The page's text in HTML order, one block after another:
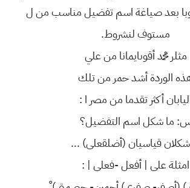
بعد صياغة اسم تفضيل مناسب من ل
مستوف لنشروط.
مثلر محمد أقوىايمانا من علي
الوردة أشد حمر من تلك
أكثر تقدما من مصر ا :
ما شكل اسم التفضيل؟
قياسيان (أضلقعلى) ...
امثلة على | أفعل -فعلى | :